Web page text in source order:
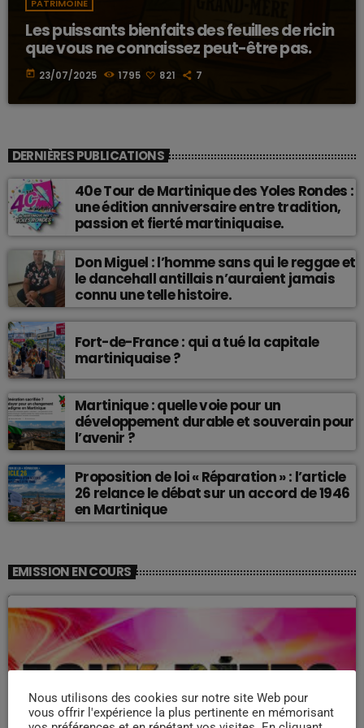
PATRIMOINE
Les puissants bienfaits des feuilles de ricin
que vous ne connaissez peut-être pas.
today 23/07/2025 1795 821 7
DERNIÈRES PUBLICATIONS
40e Tour de Martinique des Yoles Rondes :
une édition anniversaire entre tradition,
passion et fierté martiniquaise.
Don Miguel : l’homme sans qui le reggae et
le dancehall antillais n’auraient jamais
connu une telle histoire.
Fort-de-France : qui a tué la capitale
martiniquaise ?
Martinique : quelle voie pour un
développement durable et souverain pour
l’avenir ?
Proposition de loi « Réparation » : l’article
26 relance le débat sur un accord de 1946
en Martinique
EMISSION EN COURS
Nous utilisons des cookies sur notre site Web pour
vous offrir l'expérience la plus pertinente en mémorisant